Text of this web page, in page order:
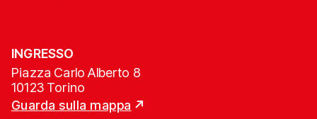
INGRESSO
Piazza Carlo Alberto 8
10123 Torino
Guarda sulla mappa